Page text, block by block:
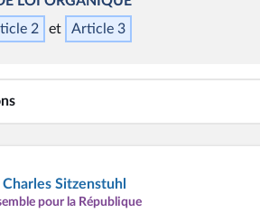
2 Article 3
Charles Sitzenstuhl
pour la République